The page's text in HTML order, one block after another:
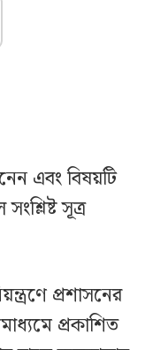
এবং বিষয়টি
সূত্র
প্রশাসনের
প্রকাশিত